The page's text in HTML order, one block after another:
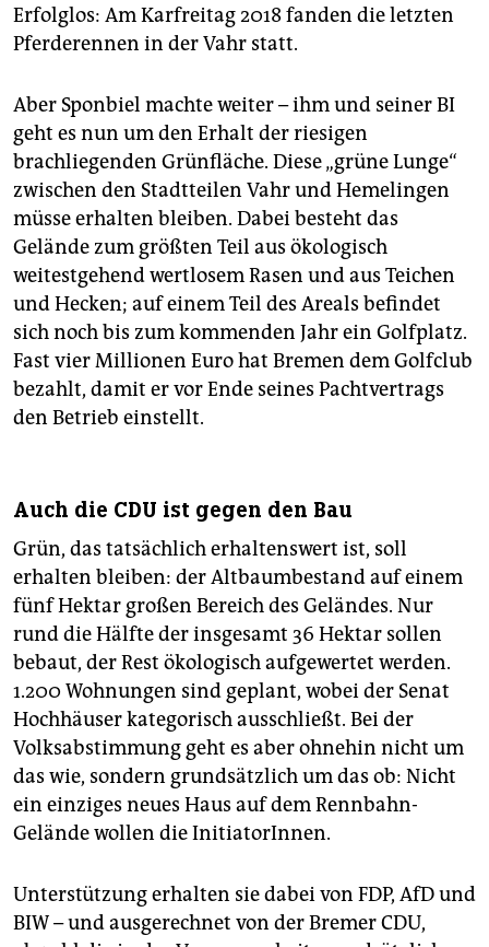
Erfolglos: Am Karfreitag 2018 fanden die letzten
Pferderennen in der Vahr statt.
Aber Sponbiel machte weiter – ihm und seiner BI
geht es nun um den Erhalt der riesigen
brachliegenden Grünfläche. Diese „grüne Lunge“
zwischen den Stadtteilen Vahr und Hemelingen
müsse erhalten bleiben. Dabei besteht das
Gelände zum größten Teil aus ökologisch
weitestgehend wertlosem Rasen und aus Teichen
und Hecken; auf einem Teil des Areals befindet
sich noch bis zum kommenden Jahr ein Golfplatz.
Fast vier Millionen Euro hat Bremen dem Golfclub
bezahlt, damit er vor Ende seines Pachtvertrags
den Betrieb einstellt.
Auch die CDU ist gegen den Bau
Grün, das tatsächlich erhaltenswert ist, soll
erhalten bleiben: der Altbaumbestand auf einem
fünf Hektar großen Bereich des Geländes. Nur
rund die Hälfte der insgesamt 36 Hektar sollen
bebaut, der Rest ökologisch aufgewertet werden.
1.200 Wohnungen sind geplant, wobei der Senat
Hochhäuser kategorisch ausschließt. Bei der
Volksabstimmung geht es aber ohnehin nicht um
das wie, sondern grundsätzlich um das ob: Nicht
ein einziges neues Haus auf dem Rennbahn-
Gelände wollen die InitiatorInnen.
Unterstützung erhalten sie dabei von FDP, AfD und
BIW – und ausgerechnet von der Bremer CDU,